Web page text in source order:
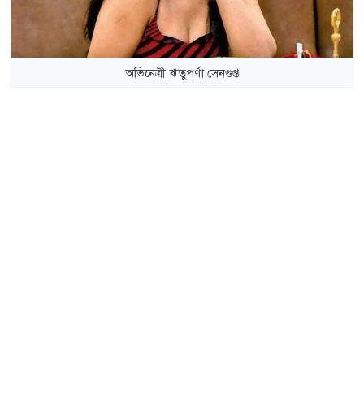
অভিনেত্রী ঋতুপর্ণা সেনগুপ্ত